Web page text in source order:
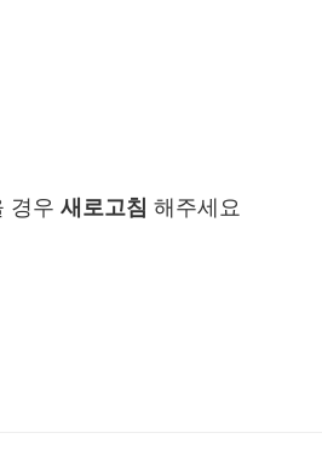
경우 새로고침 해주세요